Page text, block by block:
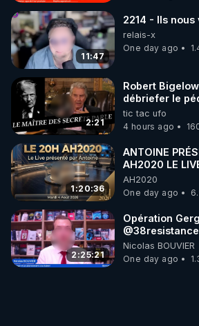
11:47
2214 - Ils
relais-x
One day ago
2:21
Robert
débriefer le
génocidaire de donald j
trump
tic tac ufo
4 hours ago
1:20:36
ANTOINE
AH2020 LE LIVE
04/08/2026***
GRAND
MARCHE 📷
AH2020
One day ago
2:25:21
Opération
Nicolas BOUVIER
One day ago